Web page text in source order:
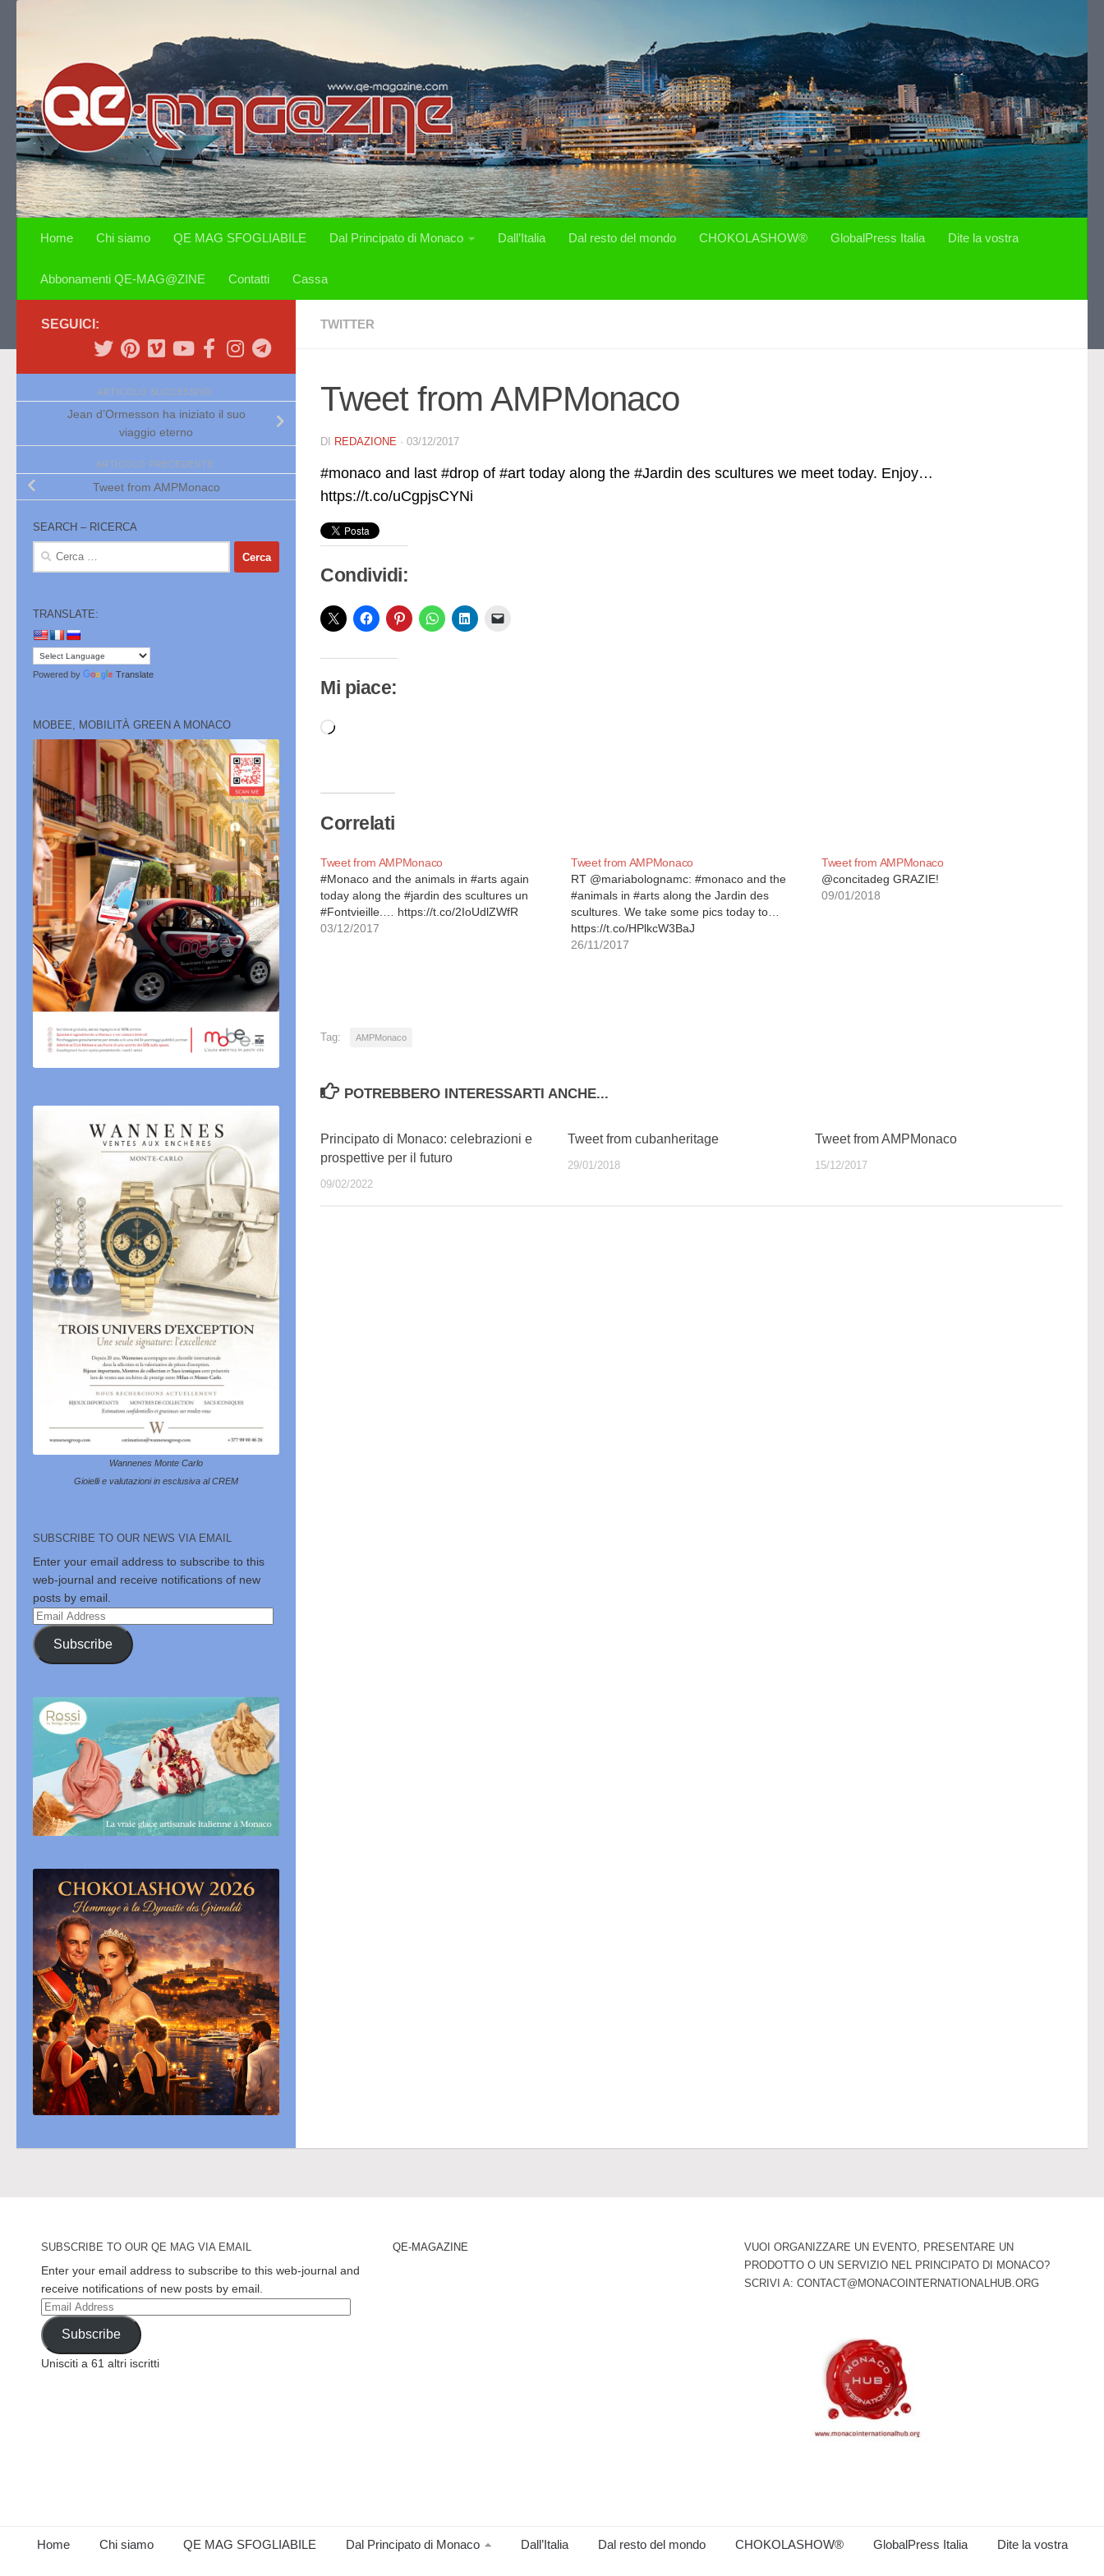
Home Chi siamo QE MAG SFOGLIABILE Dal Principato di Monaco Dall’Italia Dal resto del mondo CHOKOLASHOW® GlobalPress Italia Dite la vostra
Abbonamenti QE-MAG@ZINE Contatti Cassa
TWITTER
Tweet from AMPMonaco
DI REDAZIONE · 03/12/2017
#monaco and last #drop of #art today along the #Jardin des scultures we meet today. Enjoy…
https://t.co/uCgpjsCYNi
Condividi:
Mi piace:
Caricamento
Correlati
Tweet from AMPMonaco
#Monaco and the animals in #arts again
today along the #jardin des scultures un
#Fontvieille.… https://t.co/2IoUdlZWfR
03/12/2017
Tweet from AMPMonaco
RT @mariabolognamc: #monaco and the
#animals in #arts along the Jardin des
scultures. We take some pics today to…
https://t.co/HPlkcW3BaJ
26/11/2017
Tweet from AMPMonaco
@concitadeg GRAZIE!
09/01/2018
Tag: AMPMonaco
POTREBBERO INTERESSARTI ANCHE...
Principato di Monaco: celebrazioni e
prospettive per il futuro
09/02/2022
Tweet from cubanheritage
29/01/2018
Tweet from AMPMonaco
15/12/2017
SEGUICI:
ARTICOLO SUCCESSIVO
Jean d’Ormesson ha iniziato il suo
viaggio eterno
ARTICOLO PRECEDENTE
Tweet from AMPMonaco
SEARCH – RICERCA
Ricerca
per:
TRANSLATE:
Powered by Translate
MOBEE, MOBILITÀ GREEN A MONACO
Wannenes Monte Carlo
Gioielli e valutazioni in esclusiva al CREM
SUBSCRIBE TO OUR NEWS VIA EMAIL
Enter your email address to subscribe to this
web-journal and receive notifications of new
posts by email.
Email
Address
Subscribe
SUBSCRIBE TO OUR QE MAG VIA EMAIL
Enter your email address to subscribe to this web-journal and
receive notifications of new posts by email.
Email
Address
Subscribe
Unisciti a 61 altri iscritti
QE-MAGAZINE
VUOI ORGANIZZARE UN EVENTO, PRESENTARE UN
PRODOTTO O UN SERVIZIO NEL PRINCIPATO DI MONACO?
SCRIVI A: CONTACT@MONACOINTERNATIONALHUB.ORG
Home Chi siamo QE MAG SFOGLIABILE Dal Principato di Monaco Dall’Italia Dal resto del mondo CHOKOLASHOW® GlobalPress Italia Dite la vostra